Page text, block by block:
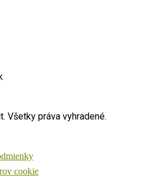
Všetky práva vyhradené.
cookie